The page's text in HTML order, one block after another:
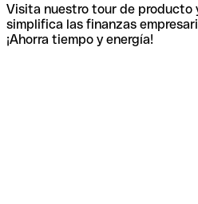
Visita nuestro tour de producto
simplifica las finanzas
¡Ahorra tiempo y energía!